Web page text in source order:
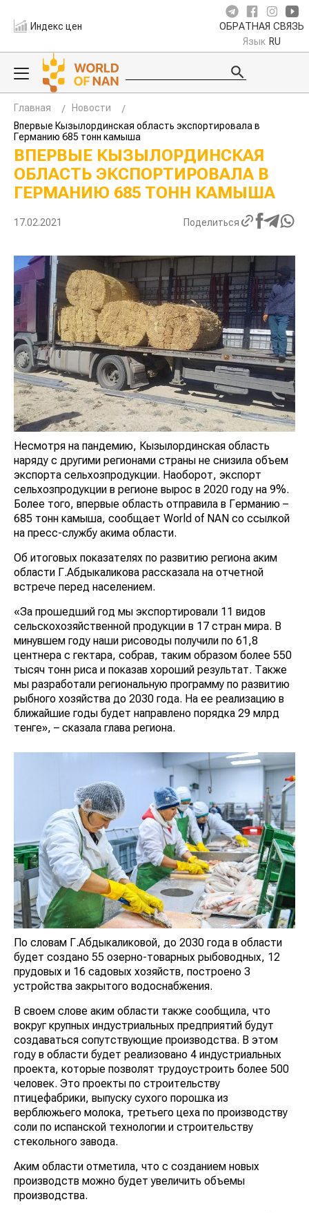
Индекс цен ОБРАТНАЯ СВЯЗЬ
Язык RU
Главная
Новости
Впервые Кызылординская область экспортировала в
Германию 685 тонн камыша
ВПЕРВЫЕ КЫЗЫЛОРДИНСКАЯ
ОБЛАСТЬ ЭКСПОРТИРОВАЛА В
ГЕРМАНИЮ 685 ТОНН КАМЫША
17.02.2021 Поделиться
Несмотря на пандемию, Кызылординская область
наряду с другими регионами страны не снизила объем
экспорта сельхозпродукции. Наоборот, экспорт
сельхозпродукции в регионе вырос в 2020 году на 9%.
Более того, впервые область отправила в Германию –
685 тонн камыша, сообщает World of NAN со ссылкой
на пресс-службу акима области.
Об итоговых показателях по развитию региона аким
области Г.Абдыкаликова рассказала на отчетной
встрече перед населением.
«За прошедший год мы экспортировали 11 видов
сельскохозяйственной продукции в 17 стран мира. В
минувшем году наши рисоводы получили по 61,8
центнера с гектара, собрав, таким образом более 550
тысяч тонн риса и показав хороший результат. Также
мы разработали региональную программу по развитию
рыбного хозяйства до 2030 года. На ее реализацию в
ближайшие годы будет направлено порядка 29 млрд
тенге», – сказала глава региона.
По словам Г.Абдыкаликовой, до 2030 года в области
будет создано 55 озерно-товарных рыбоводных, 12
прудовых и 16 садовых хозяйств, построено 3
устройства закрытого водоснабжения.
В своем слове аким области также сообщила, что
вокруг крупных индустриальных предприятий будут
создаваться сопутствующие производства. В этом
году в области будет реализовано 4 индустриальных
проекта, которые позволят трудоустроить более 500
человек. Это проекты по строительству
птицефабрики, выпуску сухого порошка из
верблюжьего молока, третьего цеха по производству
соли по испанской технологии и строительству
стекольного завода.
Аким области отметила, что с созданием новых
производств можно будет увеличить объемы
производства.